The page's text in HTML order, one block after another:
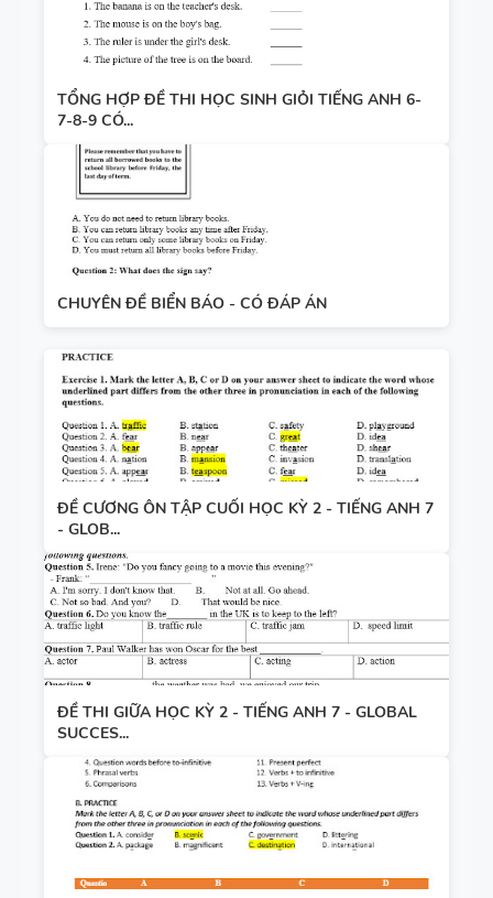
TỔNG HỢP ĐỀ THI HỌC SINH GIỎI TIẾNG ANH 6-
7-8-9 CÓ...
CHUYÊN ĐỀ BIỂN BÁO - CÓ ĐÁP ÁN
ĐỀ CƯƠNG ÔN TẬP CUỐI HỌC KỲ 2 - TIẾNG ANH 7
- GLOB...
ĐỀ THI GIỮA HỌC KỲ 2 - TIẾNG ANH 7 - GLOBAL
SUCCES...